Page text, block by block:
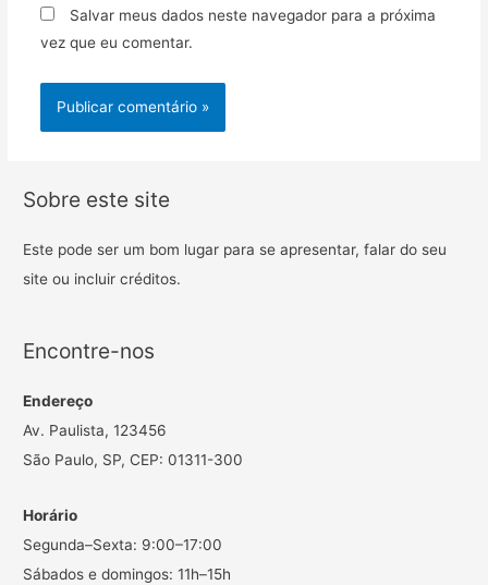
Salvar meus dados neste navegador para a próxima
vez que eu comentar.
Sobre este site
Este pode ser um bom lugar para se apresentar, falar do seu
site ou incluir créditos.
Encontre-nos
Endereço
Av. Paulista, 123456
São Paulo, SP, CEP: 01311-300
Horário
Segunda–Sexta: 9:00–17:00
Sábados e domingos: 11h–15h